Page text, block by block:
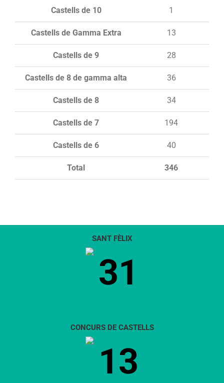
Total 346
Castells de 10 1
Castells de Gamma Extra 13
Castells de 9 28
Castells de 8 de gamma alta 36
Castells de 8 34
Castells de 7 194
Castells de 6 40
SANT FÈLIX
31
CONCURS DE CASTELLS
13